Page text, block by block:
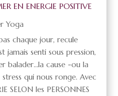
EN ENERGIE POSITIVE
Yoga
chaque jour, recule
jamais senti sous pression,
balader…la cause -ou la
qui nous ronge. Avec
SELON les PERSONNES